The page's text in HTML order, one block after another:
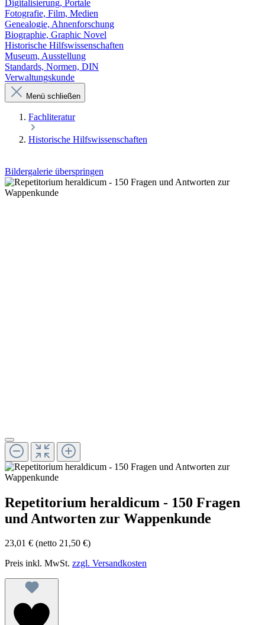
Digitalisierung, Portale
Fotografie, Film, Medien
Genealogie, Ahnenforschung
Biographie, Graphic Novel
Historische Hilfswissenschaften
Museum, Ausstellung
Standards, Normen, DIN
Verwaltungskunde
Menü schließen
Fachliteratur
Historische Hilfswissenschaften
Bildergalerie überspringen
Repetitorium heraldicum - 150 Fragen
und Antworten zur Wappenkunde
23,01 € (netto 21,50 €)
Preis inkl. MwSt. zzgl. Versandkosten